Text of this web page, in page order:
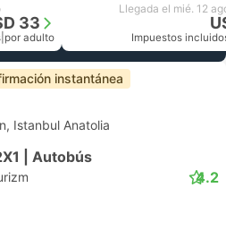
33
por adulto
Llegada el mié. 12
Impuestos
instantánea
Istanbul Anatolia
| Autobús
4.2